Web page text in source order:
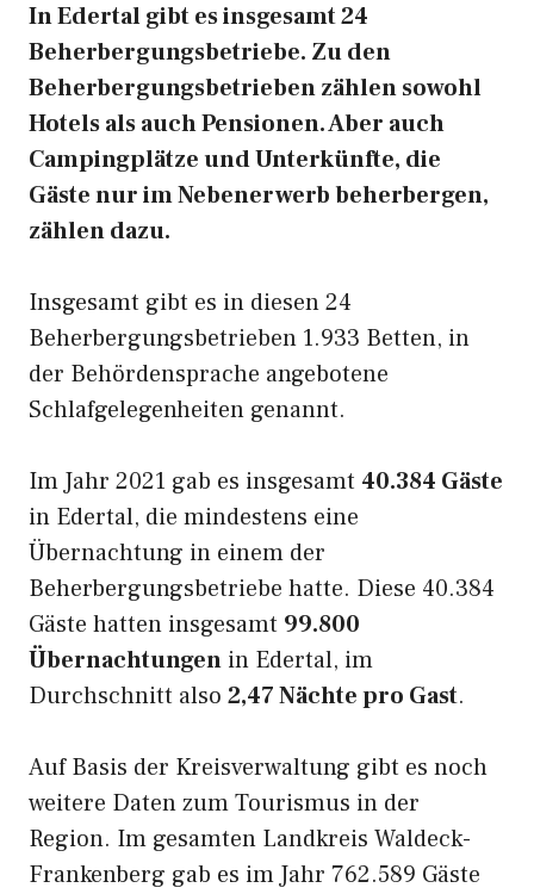
In Edertal gibt es insgesamt 24
Beherbergungsbetriebe. Zu den
Beherbergungsbetrieben zählen sowohl
Hotels als auch Pensionen. Aber auch
Campingplätze und Unterkünfte, die
Gäste nur im Nebenerwerb beherbergen,
zählen dazu.
Insgesamt gibt es in diesen 24
Beherbergungsbetrieben 1.933 Betten, in
der Behördensprache angebotene
Schlafgelegenheiten genannt.
Im Jahr 2021 gab es insgesamt 40.384 Gäste
in Edertal, die mindestens eine
Übernachtung in einem der
Beherbergungsbetriebe hatte. Diese 40.384
Gäste hatten insgesamt 99.800
Übernachtungen in Edertal, im
Durchschnitt also 2,47 Nächte pro Gast.
Auf Basis der Kreisverwaltung gibt es noch
weitere Daten zum Tourismus in der
Region. Im gesamten Landkreis Waldeck-
Frankenberg gab es im Jahr 762.589 Gäste